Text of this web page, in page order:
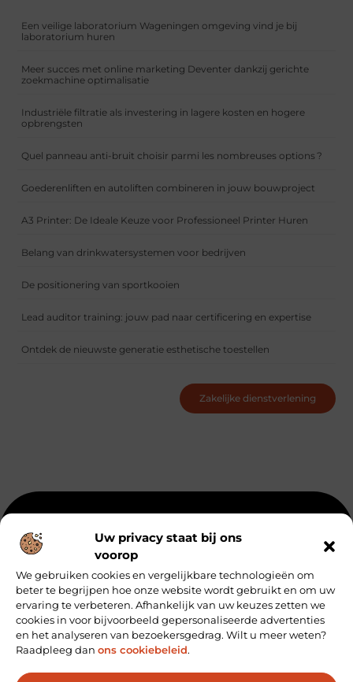
Uw privacy staat bij ons
voorop
We gebruiken cookies en vergelijkbare technologieën om
beter te begrijpen hoe onze website wordt gebruikt en om uw
ervaring te verbeteren. Afhankelijk van uw keuzes zetten we
cookies in voor bijvoorbeeld gepersonaliseerde advertenties
en het analyseren van bezoekersgedrag. Wilt u meer weten?
Raadpleeg dan ons cookiebeleid.
Een veilige laboratorium Wageningen omgeving vind je bij
laboratorium huren
Meer succes met online marketing Deventer dankzij gerichte
zoekmachine optimalisatie
Industriële filtratie als investering in lagere kosten en hogere
opbrengsten
Quel panneau anti-bruit choisir parmi les nombreuses options ?
Goederenliften en autoliften combineren in jouw bouwproject
A3 Printer: De Ideale Keuze voor Professioneel Printer Huren
Belang van drinkwatersystemen voor bedrijven
De positionering van sportkooien
Lead auditor training: jouw pad naar certificering en expertise
Ontdek de nieuwste generatie esthetische toestellen
Zakelijke dienstverlening
Beroemdheden Uit de Media Partners
Ons team
Website index
Cookiebeleid (EU)
Koop Backlinks: Zo Vergroot Je de Autoriteit van Je Website
Geld verdienen via internet: hoe jij online inkomsten kunt genereren